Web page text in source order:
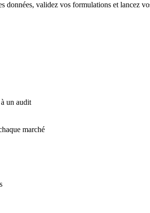
données, validez vos formulations et lancez
un audit
marché